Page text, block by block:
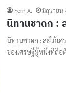
Fern A. มิถุนายน
นิทานชาดก :
นิทานชาดก : สะใภ้เศ
ของเศรษฐีผู้หนึ่งที่ถือตั